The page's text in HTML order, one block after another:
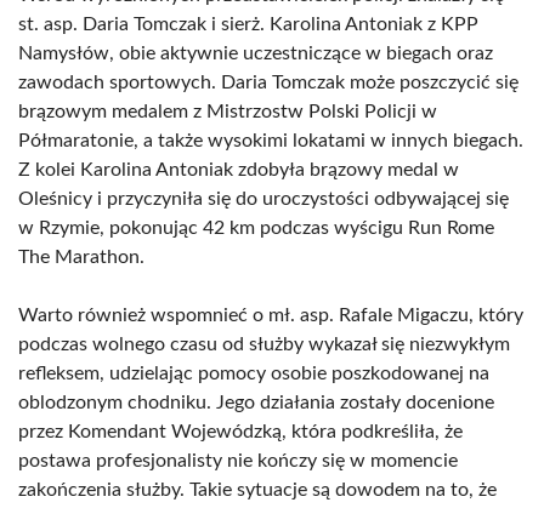
st. asp. Daria Tomczak i sierż. Karolina Antoniak z KPP
Namysłów, obie aktywnie uczestniczące w biegach oraz
zawodach sportowych. Daria Tomczak może poszczycić się
brązowym medalem z Mistrzostw Polski Policji w
Półmaratonie, a także wysokimi lokatami w innych biegach.
Z kolei Karolina Antoniak zdobyła brązowy medal w
Oleśnicy i przyczyniła się do uroczystości odbywającej się
w Rzymie, pokonując 42 km podczas wyścigu Run Rome
The Marathon.
Warto również wspomnieć o mł. asp. Rafale Migaczu, który
podczas wolnego czasu od służby wykazał się niezwykłym
refleksem, udzielając pomocy osobie poszkodowanej na
oblodzonym chodniku. Jego działania zostały docenione
przez Komendant Wojewódzką, która podkreśliła, że
postawa profesjonalisty nie kończy się w momencie
zakończenia służby. Takie sytuacje są dowodem na to, że